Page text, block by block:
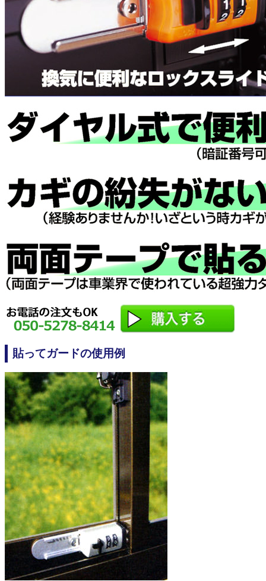
貼ってガードの使用例